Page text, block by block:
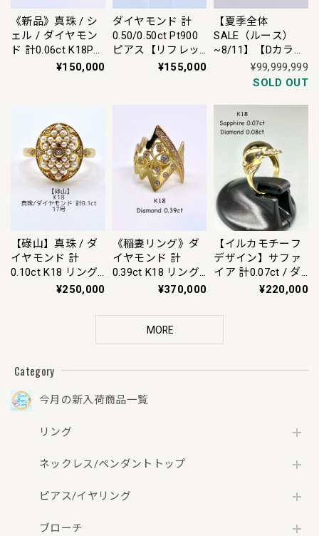
《新品》真珠 / シ
ェル / ダイヤモン
ド 計0.06ct K18PG
リング 11号【3日
¥150,000
ダイヤモンド 計
0.50/0.50ct Pt900
ピアス【リフレッ
シュメント(新品仕
¥155,000
【夏季全体
SALE（ルース）
~8/11】【Dカラー
VVS-1 VERY GOOD
】ダイヤモンド
光なし【CGL：中
央宝石研究所ソー
ティング付】
¥99,999,999
SOLD OUT
【碌山】真珠 / ダ
イヤモンド 計
0.10ct K18 リング
17号【リフレッシ
げ・補修・洗浄等
品可（※カード/キ
合）】
¥250,000
《稲妻リング》ダ
イヤモンド 計
0.39ct K18 リング
12.5号【リフレッ
上げ・補修・洗浄
等済)】【3日以内
返品可（※カード/
合）】
¥370,000
【イルカモチーフ
デザイン】サファ
イア 計0.07ct / ダ
イヤモンド 計
12号【リフレッシ
げ・補修・洗浄等
品可（※カード/キ
¥220,000
MORE
Category
今月の新入荷商品一覧
リング
ネックレス/ペンダントトップ
ピアス/イヤリング
ブローチ